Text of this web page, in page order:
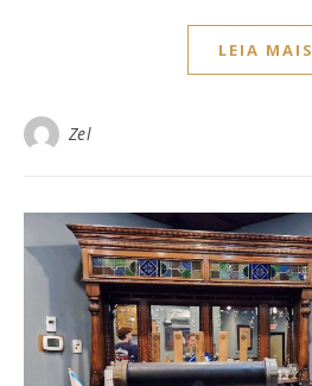
LEIA MAIS
Zel